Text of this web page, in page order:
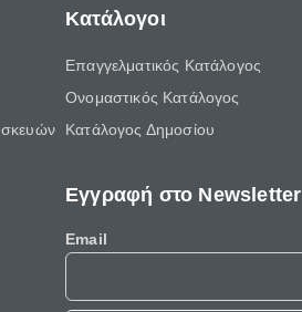
Κατάλογοι
Επαγγελματικός Κατάλογος
Ονομαστικός Κατάλογος
Κατάλογος Δημοσίου
Εγγραφή στο Newsletter
Email